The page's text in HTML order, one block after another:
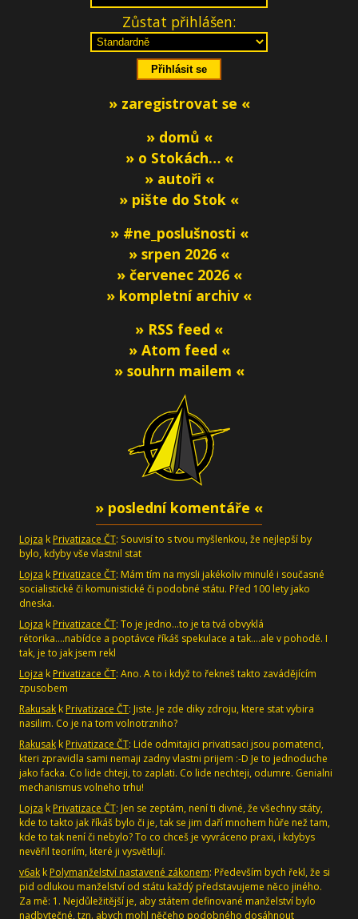
Zůstat přihlášen:
» zaregistrovat se «
» domů «
» o Stokách… «
» autoři «
» pište do Stok «
» #ne_poslušnosti «
» srpen 2026 «
» červenec 2026 «
» kompletní archiv «
» RSS feed «
» Atom feed «
» souhrn mailem «
» poslední komentáře «
Lojza k Privatizace ČT: Souvisí to s tvou myšlenkou, že nejlepší by
bylo, kdyby vše vlastnil stat
Lojza k Privatizace ČT: Mám tím na mysli jakékoliv minulé i současné
socialistické či komunistické či podobné státu. Před 100 lety jako
dneska.
Lojza k Privatizace ČT: To je jedno...to je ta tvá obvyklá
rétorika....nabídce a poptávce říkáš spekulace a tak....ale v pohodě. I
tak, je to jak jsem rekl
Lojza k Privatizace ČT: Ano. A to i když to řekneš takto zavádějícím
zpusobem
Rakusak k Privatizace ČT: Jiste. Je zde diky zdroju, ktere stat vybira
nasilim. Co je na tom volnotrzniho?
Rakusak k Privatizace ČT: Lide odmitajici privatisaci jsou pomatenci,
kteri zpravidla sami nemaji zadny vlastni prijem :-D Je to jednoduche
jako facka. Co lide chteji, to zaplati. Co lide nechteji, odumre. Genialni
mechanismus volneho trhu!
Lojza k Privatizace ČT: Jen se zeptám, není ti divné, že všechny státy,
kde to takto jak říkáš bylo či je, tak se jim daří mnohem hůře než tam,
kde to tak není či nebylo? To co chceš je vyvráceno praxi, i kdybys
nevěřil teoriím, které ji vysvětlují.
v6ak k Polymanželství nastavené zákonem: Především bych řekl, že si
pid odlukou manželství od státu každý představujeme něco jiného.
Za mě: 1. Nejdůležitější je, aby státem definované manželství bylo
nadbytečné, tzn. abych mohl něčeho podobného dosáhnout